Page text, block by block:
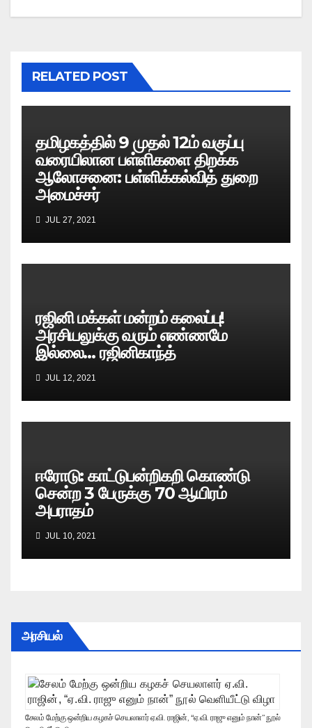
RELATED POST
தமிழகத்தில் 9 முதல் 12ம் வகுப்பு
வரையிலான பள்ளிகளை திறக்க
ஆலோசனை: பள்ளிக்கல்வித் துறை
அமைச்சர்
JUL 27, 2021
ரஜினி மக்கள் மன்றம் கலைப்பு!
அரசியலுக்கு வரும் எண்ணமே
இல்லை… ரஜினிகாந்த்
JUL 12, 2021
ஈரோடு: காட்டுபன்றிகறி கொண்டு
சென்ற 3 பேருக்கு 70 ஆயிரம்
அபராதம்
JUL 10, 2021
அரசியல்
சேலம் மேற்கு ஒன்றிய கழகச் செயலாளர் ஏ.வி. ராஜின், “ஏ.வி. ராஜு எனும் நான்” நூல்